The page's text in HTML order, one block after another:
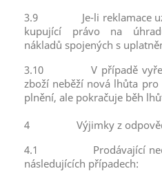
3.9 Je-li reklamace
kupující právo na
nákladů spojených s
3.10 V případě
zboží neběží nová lhůta
plnění, ale pokračuje běh
4 Výjimky z
4.1 Prodávající
následujících případech: